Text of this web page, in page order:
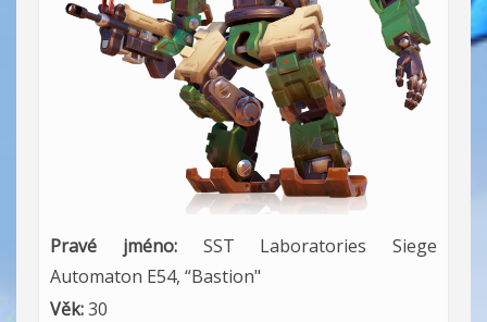
Pravé jméno: SST Laboratories Siege
Automaton E54, “Bastion"
Věk:30